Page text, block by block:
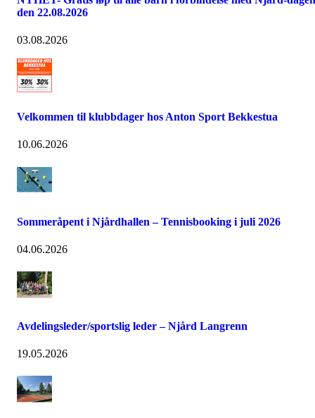
den 22.08.2026
03.08.2026
Velkommen til klubbdager hos Anton Sport Bekkestua
10.06.2026
Sommeråpent i Njårdhallen – Tennisbooking i juli 2026
04.06.2026
Avdelingsleder/sportslig leder – Njård Langrenn
19.05.2026